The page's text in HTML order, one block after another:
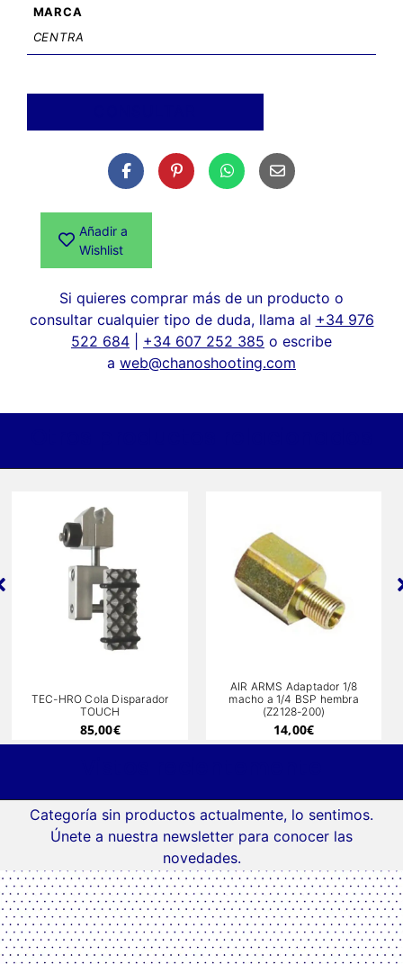
MARCA
CENTRA
Añadir a
Wishlist
Si quieres comprar más de un producto o
consultar cualquier tipo de duda, llama al +34 976
522 684
+34 607 252 385 o escribe
a web@chanoshooting.com
macho a 1/4 BSP hembra
MEC BALANCE
Categoría sin productos actualmente, lo sentimos.
Únete a nuestra newsletter para conocer las
novedades.